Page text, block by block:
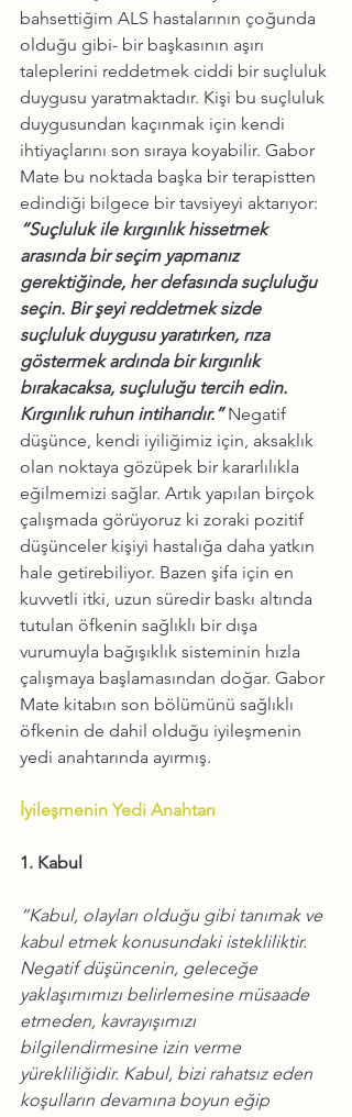
bahsettiğim ALS hastalarının çoğunda
olduğu gibi- bir başkasının aşırı
taleplerini reddetmek ciddi bir suçluluk
duygusu yaratmaktadır. Kişi bu suçluluk
duygusundan kaçınmak için kendi
ihtiyaçlarını son sıraya koyabilir. Gabor
Mate bu noktada başka bir terapistten
edindiği bilgece bir tavsiyeyi aktarıyor:
“Suçluluk ile kırgınlık hissetmek
arasında bir seçim yapmanız
gerektiğinde, her defasında suçluluğu
seçin. Bir şeyi reddetmek sizde
suçluluk duygusu yaratırken, rıza
göstermek ardında bir kırgınlık
bırakacaksa, suçluluğu tercih edin.
Kırgınlık ruhun intiharıdır.” Negatif
düşünce, kendi iyiliğimiz için, aksaklık
olan noktaya gözüpek bir kararlılıkla
eğilmemizi sağlar. Artık yapılan birçok
çalışmada görüyoruz ki zoraki pozitif
düşünceler kişiyi hastalığa daha yatkın
hale getirebiliyor. Bazen şifa için en
kuvvetli itki, uzun süredir baskı altında
tutulan öfkenin sağlıklı bir dışa
vurumuyla bağışıklık sisteminin hızla
çalışmaya başlamasından doğar. Gabor
Mate kitabın son bölümünü sağlıklı
öfkenin de dahil olduğu iyileşmenin
yedi anahtarında ayırmış.
İyileşmenin Yedi Anahtarı
1. Kabul
“Kabul, olayları olduğu gibi tanımak ve
kabul etmek konusundaki istekliliktir.
Negatif düşüncenin, geleceğe
yaklaşımımızı belirlemesine müsaade
etmeden, kavrayışımızı
bilgilendirmesine izin verme
yürekliliğidir. Kabul, bizi rahatsız eden
koşulların devamına boyun eğip